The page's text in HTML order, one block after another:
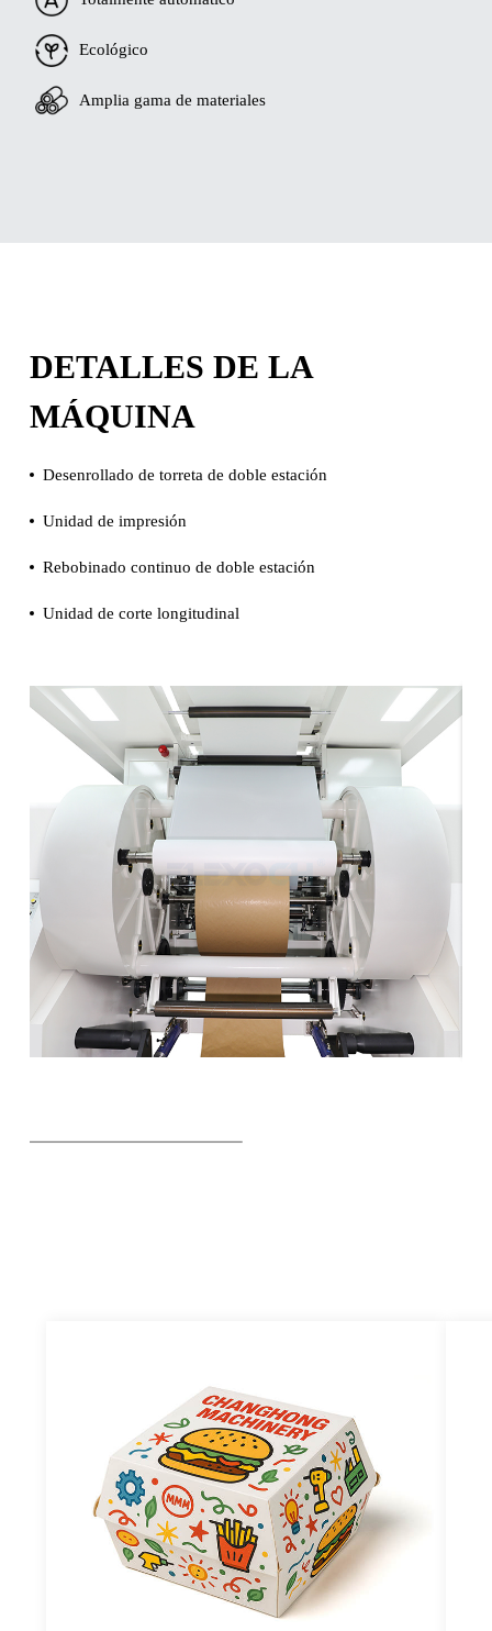
Ecológico
Amplia gama de materiales
DETALLES DE LA
MÁQUINA
Desenrollado de torreta de doble estación
Unidad de impresión
Rebobinado continuo de doble estación
Unidad de corte longitudinal